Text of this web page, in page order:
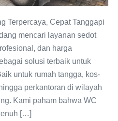
Terpercaya, Cepat Tanggapi
mencari layanan sedot
dan harga
solusi terbaik untuk
untuk rumah tangga, kos-
perkantoran di wilayah
Kami paham bahwa WC
[…]